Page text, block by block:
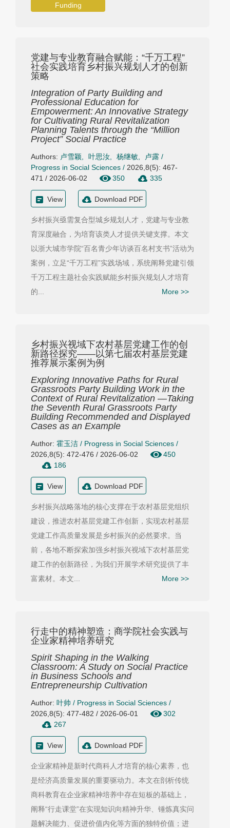
Funding
党建与专业教育融合赋能：“千万工程”
社会实践培育乡村振兴规划人才的创新
策略
Integration of Party Building and
Professional Education for
Empowerment: An Innovative Strategy
for Cultivating Rural Revitalization
Planning Talents through the “Million
Project” Social Practice
Authors: 卢雪颖 叶思汝, 杨继敏, 卢露/
Progress in Social Sciences / 2026,8(5): 467-
471 / 2026-06-02
350 335
View Download PDF
乡村振兴亟需复合型城乡规划人才，党建与专业教
育深度融合，为培育该类人才提供关键支撑。本文
以浙大城市学院“百名青少年访谈百名村支书”活动为
案例，立足“千万工程”实践场域，系统阐释党建引领
千万工程主题社会实践赋能乡村振兴规划人才培育
的...
More >>
乡村振兴视域下农村基层党建工作的创
新路径探究——以第七届农村基层党建
推荐展示案例为例
Exploring Innovative Paths for Rural
Grassroots Party Building Work in the
Context of Rural Revitalization —Taking
the Seventh Rural Grassroots Party
Building Recommended and Displayed
Cases as an Example
Author: 霍玉洁 / Progress in Social Sciences /
2026,8(5): 472-476 / 2026-06-02
450
186
View Download PDF
乡村振兴战略落地的核心支撑在于农村基层党组织
建设，推进农村基层党建工作创新，实现农村基层
党建工作高质量发展是乡村振兴的必然要求。当
前，各地不断探索加强乡村振兴视域下农村基层党
建工作的创新路径，为我们开展学术研究提供了丰
富素材。本文...
More >>
行走中的精神塑造：商学院社会实践与
企业家精神培养研究
Spirit Shaping in the Walking
Classroom: A Study on Social Practice
in Business Schools and
Entrepreneurship Cultivation
Author: 叶帅 / Progress in Social Sciences /
2026,8(5): 477-482 / 2026-06-01
302
267
View Download PDF
企业家精神是新时代商科人才培育的核心素养，也
是经济高质量发展的重要驱动力。本文在剖析传统
商科教育在企业家精神培养中存在短板的基础上，
阐释“行走课堂”在实现知识向精神升华、锤炼真实问
题解决能力、促进价值内化等方面的独特价值；进